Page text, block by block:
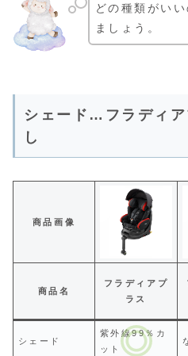
どの種類がい
ましょう。
シェード…フラディ
し
商品画像
商品名
フラディアプ
ラス
シェード
紫外線99％カ
ット